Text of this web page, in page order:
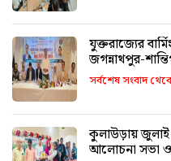
যুক্তরাজ্যের
সর্বশেষ সংবাদ
কুলাউড়ায় জুলাই গণঅভ্যুত্থান দিবস উপলক্ষে